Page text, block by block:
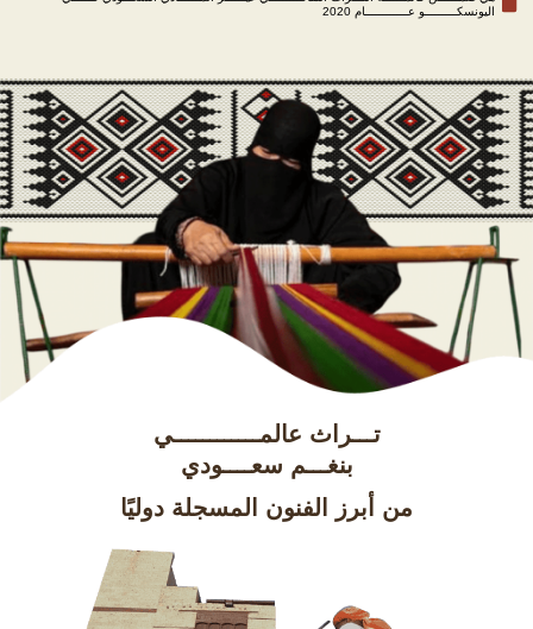
اليونسكـــــــــو عــــــــــــام 2020
تـــراث عالمــــــــــــي
بنغـــم سعــــودي
من أبرز الفنون المسجلة دوليًا